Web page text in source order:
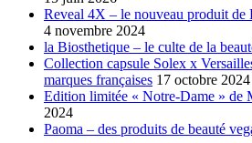
Reveal 4X – le nouveau produit de
4 novembre 2024
la Biosthetique – le culte de la
Collection capsule Solex x
marques françaises 17 octobre 2024
Edition limitée « Notre-Dame » de
2024
Paoma – des produits de beauté